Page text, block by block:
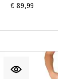
€ 89,99